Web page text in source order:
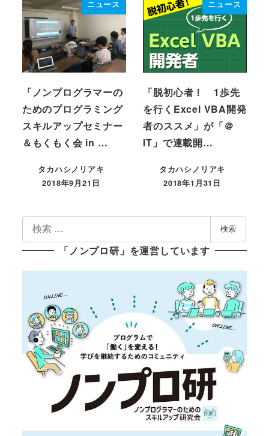
ニュース
「ノンプログラマーの
ためのプログラミング
スキルアップセミナー
＆もくもく会 in …
タカハシノリアキ
投稿日
2018年9月21日
ニュース
「脱初心者！ 1歩先
を行くExcel VBA開発
者のススメ」が「＠
IT」で連載開…
タカハシノリアキ
投稿日
2018年1月31日
検
索
検索
「ノンプロ研」を運営しています